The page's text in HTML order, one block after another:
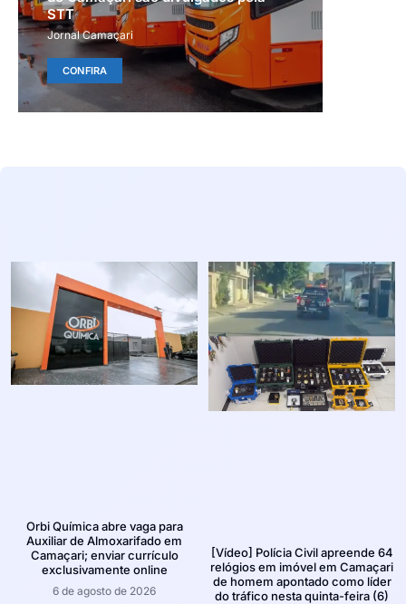
STT
Jornal Camaçari
CONFIRA
Orbi Química abre vaga para
Auxiliar de Almoxarifado em
Camaçari; enviar currículo
exclusivamente online
6 de agosto de 2026
[Vídeo] Polícia Civil apreende 64
relógios em imóvel em Camaçari
de homem apontado como líder
do tráfico nesta quinta-feira (6)